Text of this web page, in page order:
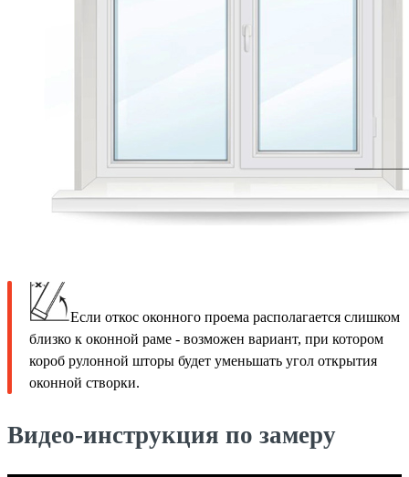
Если откос оконного проема располагается слишком
близко к оконной раме - возможен вариант, при котором
короб рулонной шторы будет уменьшать угол открытия
оконной створки.
Видео-инструкция по замеру